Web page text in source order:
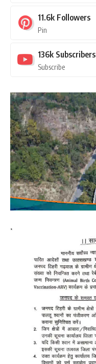
11.6k Followers
Pin
136k Subscribers
Subscribe